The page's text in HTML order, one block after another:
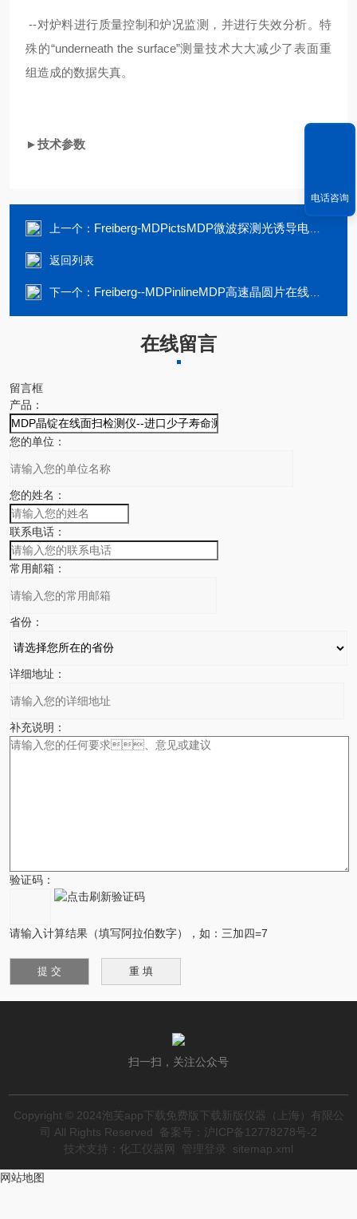
--对炉料进行质量控制和炉况监测，并进行失效分析。特
殊的“underneath the surface”测量技术大大减少了表面重
组造成的数据失真。
►技术参数
上一个： Freiberg-MDPictsMDP微波探测光诱导电流瞬态谱仪--少子寿命
返回列表
下一个： Freiberg--MDPinlineMDP高速晶圆片在线面检测仪--少子寿命检测
在线留言
留言框
产品：
您的单位：
您的姓名：
联系电话：
常用邮箱：
省份：
详细地址：
补充说明：
验证码：
请输入计算结果（填写阿拉伯数字），如：三加四=7
扫一扫，关注公众号
Copyright © 2024泡芙app下载免费版下载新版仪器（上海）有限公
司 All Rights Reserved
备案号：沪ICP备12778278号-2
技术支持： 化工仪器网 管理登录 sitemap.xml
电话咨询
网站地图